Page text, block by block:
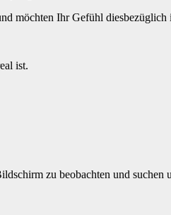
möchten Ihr Gefühl diesbezüglich
ist.
zu beobachten und suchen